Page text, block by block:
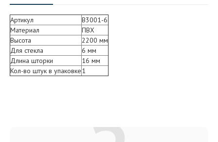
Артикул
B3001-6
Материал
ПВХ
Высота
2200 мм
Для стекла
6 мм
Длина шторки
16 мм
Кол-во штук в упаковке1